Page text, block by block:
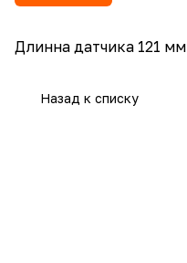
Длинна датчика 121 мм
Назад к списку